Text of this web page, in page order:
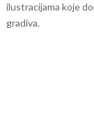
ilustracijama koje
gradiva.